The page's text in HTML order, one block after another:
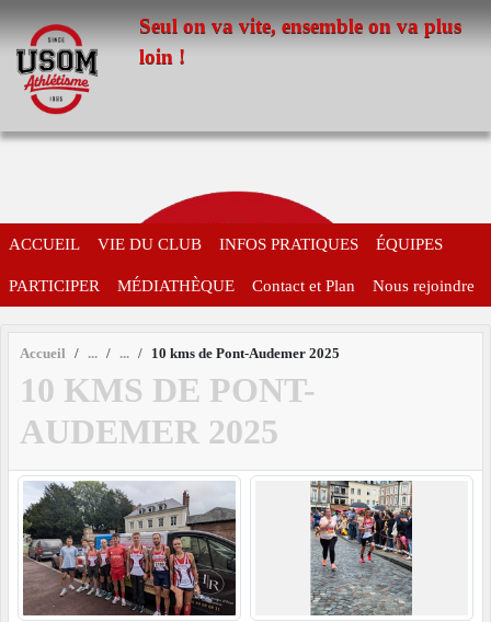
Seul on va vite, ensemble on va plus
loin !
ACCUEIL VIE DU CLUB INFOS PRATIQUES ÉQUIPES
PARTICIPER MÉDIATHÈQUE Contact et Plan Nous rejoindre
Accueil 10 kms de Pont-Audemer 2025
10 KMS DE PONT-
AUDEMER 2025